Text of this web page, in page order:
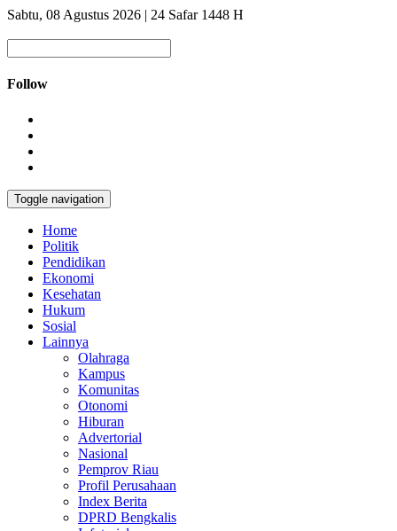
Sabtu, 08 Agustus 2026 | 24 Safar 1448 H
Follow
Toggle navigation
Home
Politik
Pendidikan
Ekonomi
Kesehatan
Hukum
Sosial
Lainnya
Olahraga
Kampus
Komunitas
Otonomi
Hiburan
Advertorial
Nasional
Pemprov Riau
Profil Perusahaan
Index Berita
DPRD Bengkalis